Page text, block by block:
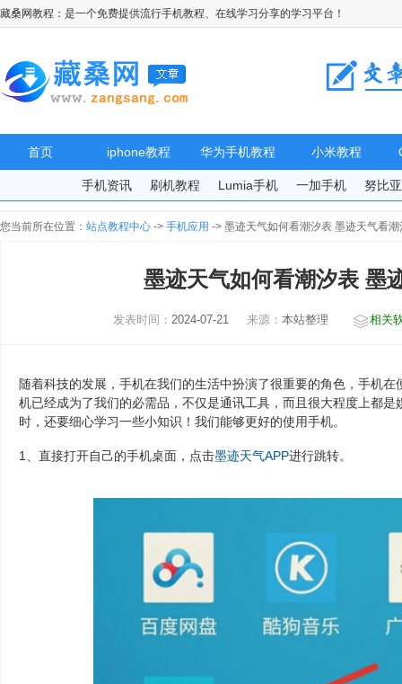
藏桑网教程：是一个免费提供流行手机教程、在线学习分享的学习平台！
首页 iphone教程 华为手机教程 小米教程
手机资讯 刷机教程 Lumia手机 一加手机 努比
您当前所在位置： 站点教程中心 -> 手机应用 -> 墨迹天气如何看潮汐表 墨迹天气看
墨迹天气如何看潮汐表 墨
发表时间：2024-07-21 来源：本站整理 相关
随着科技的发展，手机在我们的生活中扮演了很重要的角色，手机
机已经成为了我们的必需品，不仅是通讯工具，而且很大程度上都
时，还要细心学习一些小知识！我们能够更好的使用手机。
1、直接打开自己的手机桌面，点击墨迹天气APP进行跳转。